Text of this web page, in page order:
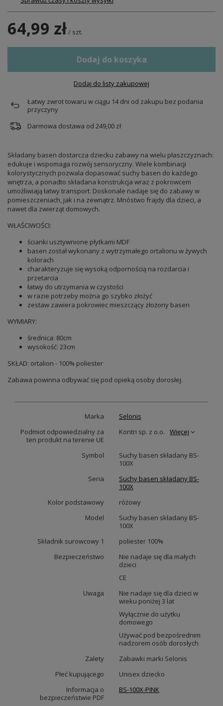
64,99 zł/ szt.
Dodaj do koszyka
Dodaj do listy zakupowej
Łatwy zwrot towaru w ciągu 14dni od zakupu bez podania
przyczyny
Darmowa dostawa od 249,00 zł
Składany basen dostarcza dziecku zabawy na wielu płaszczyznach:
edukuje i wspomaga rozwój sensoryczny. Wiele kombinacji
kolorystycznych pozwala dopasować suchy basen do każdego
wnętrza, a ponadto składana konstrukcja wraz z pokrowcem
umożliwiają łatwy transport. Doskonale nadaje się do zabawy w
pomieszczeniach, jak i na zewnątrz. Mnóstwo frajdy dla dzieci, a
nawet dla zwierząt domowych.
WŁAŚCIWOŚCI:
ścianki usztywnione płytkami MDF
basen został wykonany z wytrzymałego ortalionu w żywych
kolorach
charakteryzuje się wysoką odpornością na rozdarcia i
przetarcia
łatwy do utrzymania w czystości
w razie potrzeby można go szybko złożyć
zestaw zawiera pokrowiec mieszczący złożony basen
WYMIARY:
średnica: 80cm
wysokość: 23cm
SKŁAD: ortalion - 100% poliester
Zabawa powinna odbywać się pod opieką osoby dorosłej.
Marka
Selonis
Podmiot odpowiedzialny za
ten produkt na terenie UE
Kontri sp. z o.o. Więcej
Symbol
Suchy basen składany BS-
100X
Seria
Suchy basen składany BS-
100X
Kolor podstawowy
różowy
Model
Suchy basen składany BS-
100X
Składnik surowcowy 1
poliester 100%
Bezpieczeństwo
Nie nadaje się dla małych
dzieci
CE
Uwaga
Nie nadaje się dla dzieci w
wieku poniżej 3 lat
Wyłącznie do użytku
domowego
Używać pod bezpośrednim
nadzorem osób dorosłych
Zalety
Zabawki marki Selonis
Płeć kupującego
Unisex dziecko
Informacja o
bezpieczeństwie PDF
BS-100X-PINK